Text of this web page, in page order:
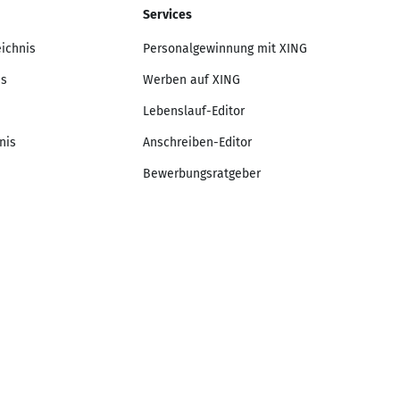
Services
Personalgewinnung mit XING
Werben auf XING
Lebenslauf-Editor
Anschreiben-Editor
Bewerbungsratgeber